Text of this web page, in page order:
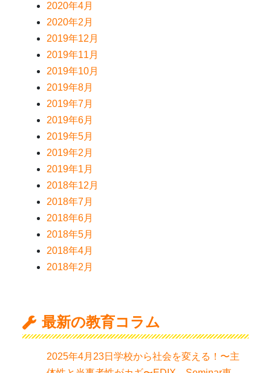
2020年4月
2020年2月
2019年12月
2019年11月
2019年10月
2019年8月
2019年7月
2019年6月
2019年5月
2019年2月
2019年1月
2018年12月
2018年7月
2018年6月
2018年5月
2018年4月
2018年2月
最新の教育コラム
2025年4月23日学校から社会を変える！〜主